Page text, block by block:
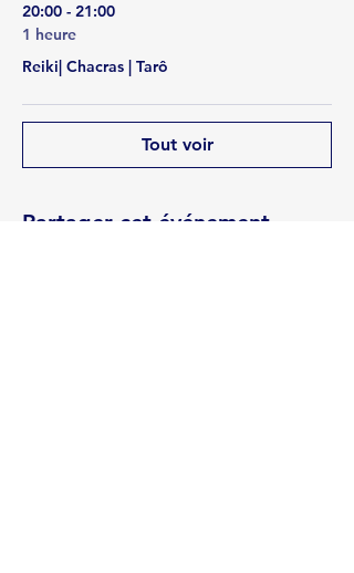
20:00 - 21:00
1 heure
Reiki| Chacras | Tarô
Tout voir
Partager cet événement